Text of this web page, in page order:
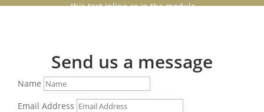
this text inline or in the module
custom CSS to this text in the module
Advanced settings.
Send us a message
Name
Email Address